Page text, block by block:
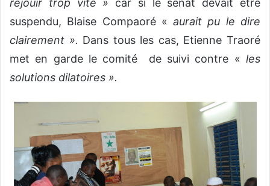
réjouir trop vite » car si le sénat devait être
suspendu, Blaise Compaoré «aurait pu le dire
clairement ». Dans tous les cas, Etienne Traoré
met en garde le comité de suivi contre « les
solutions dilatoires ».